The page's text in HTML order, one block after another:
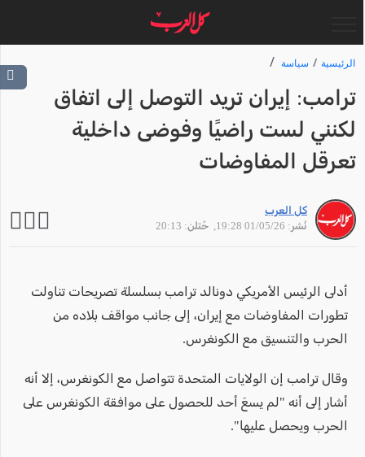
الرئيسية سياسة
ترامب: إيران تريد التوصل إلى اتفاق
لكنني لست راضيًا وفوضى داخلية
تعرقل المفاوضات
كل العرب
نُشر: 01/05/26 19:28
, حُتلن: 20:13
أدلى الرئيس الأمريكي دونالد ترامب بسلسلة تصريحات تناولت
تطورات المفاوضات مع إيران، إلى جانب مواقف بلاده من
الحرب والتنسيق مع الكونغرس.
وقال ترامب إن الولايات المتحدة تتواصل مع الكونغرس، إلا أنه
أشار إلى أنه "لم يسعَ أحد للحصول على موافقة الكونغرس على
الحرب ويحصل عليها".